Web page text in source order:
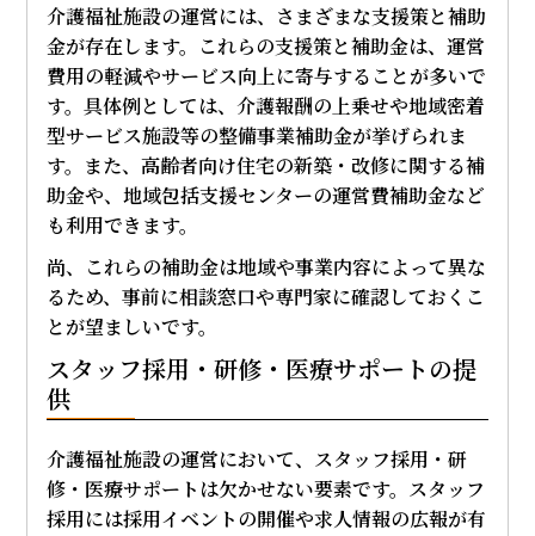
介護福祉施設の運営には、さまざまな支援策と補助
金が存在します。これらの支援策と補助金は、運営
費用の軽減やサービス向上に寄与することが多いで
す。具体例としては、介護報酬の上乗せや地域密着
型サービス施設等の整備事業補助金が挙げられま
す。また、高齢者向け住宅の新築・改修に関する補
助金や、地域包括支援センターの運営費補助金など
も利用できます。
尚、これらの補助金は地域や事業内容によって異な
るため、事前に相談窓口や専門家に確認しておくこ
とが望ましいです。
スタッフ採用・研修・医療サポートの提
供
介護福祉施設の運営において、スタッフ採用・研
修・医療サポートは欠かせない要素です。スタッフ
採用には採用イベントの開催や求人情報の広報が有